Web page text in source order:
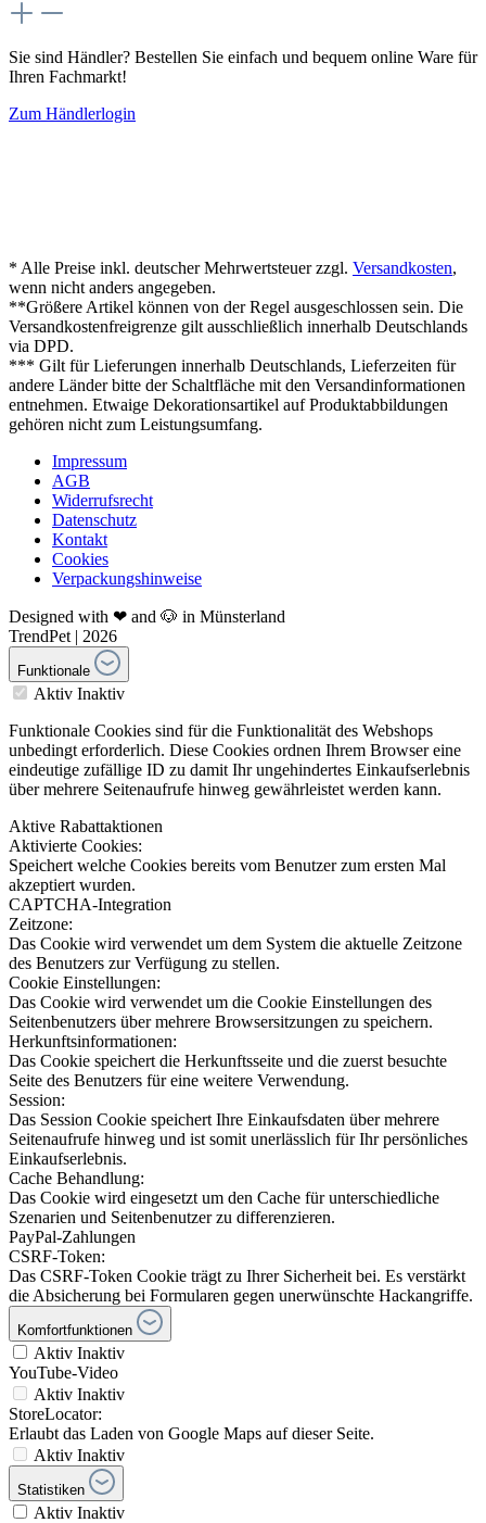
Sie sind Händler? Bestellen Sie einfach und bequem online Ware für
Ihren Fachmarkt!
Zum Händlerlogin
* Alle Preise inkl. deutscher Mehrwertsteuer zzgl. Versandkosten,
wenn nicht anders angegeben.
**Größere Artikel können von der Regel ausgeschlossen sein. Die
Versandkostenfreigrenze gilt ausschließlich innerhalb Deutschlands
via DPD.
*** Gilt für Lieferungen innerhalb Deutschlands, Lieferzeiten für
andere Länder bitte der Schaltfläche mit den Versandinformationen
entnehmen. Etwaige Dekorationsartikel auf Produktabbildungen
gehören nicht zum Leistungsumfang.
Impressum
AGB
Widerrufsrecht
Datenschutz
Kontakt
Cookies
Verpackungshinweise
Designed with ❤ and 🐶 in Münsterland
TrendPet | 2026
Funktionale
Aktiv Inaktiv
Funktionale Cookies sind für die Funktionalität des Webshops
unbedingt erforderlich. Diese Cookies ordnen Ihrem Browser eine
eindeutige zufällige ID zu damit Ihr ungehindertes Einkaufserlebnis
über mehrere Seitenaufrufe hinweg gewährleistet werden kann.
Aktive Rabattaktionen
Aktivierte Cookies:
Speichert welche Cookies bereits vom Benutzer zum ersten Mal
akzeptiert wurden.
CAPTCHA-Integration
Zeitzone:
Das Cookie wird verwendet um dem System die aktuelle Zeitzone
des Benutzers zur Verfügung zu stellen.
Cookie Einstellungen:
Das Cookie wird verwendet um die Cookie Einstellungen des
Seitenbenutzers über mehrere Browsersitzungen zu speichern.
Herkunftsinformationen:
Das Cookie speichert die Herkunftsseite und die zuerst besuchte
Seite des Benutzers für eine weitere Verwendung.
Session:
Das Session Cookie speichert Ihre Einkaufsdaten über mehrere
Seitenaufrufe hinweg und ist somit unerlässlich für Ihr persönliches
Einkaufserlebnis.
Cache Behandlung:
Das Cookie wird eingesetzt um den Cache für unterschiedliche
Szenarien und Seitenbenutzer zu differenzieren.
PayPal-Zahlungen
CSRF-Token:
Das CSRF-Token Cookie trägt zu Ihrer Sicherheit bei. Es verstärkt
die Absicherung bei Formularen gegen unerwünschte Hackangriffe.
Komfortfunktionen
Aktiv Inaktiv
YouTube-Video
Aktiv Inaktiv
StoreLocator:
Erlaubt das Laden von Google Maps auf dieser Seite.
Aktiv Inaktiv
Statistiken
Aktiv Inaktiv